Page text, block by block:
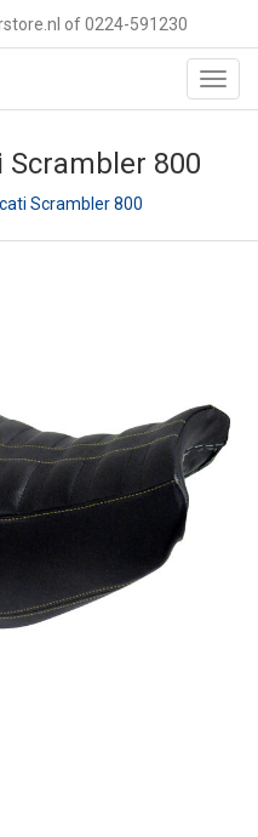
of 0224-591230
Scrambler 800
Scrambler 800